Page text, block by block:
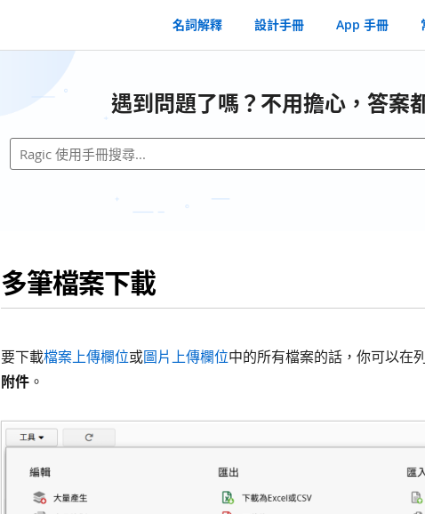
名詞解釋 設計手冊 App 手冊
遇到問題了嗎？不用擔心，答案
多筆檔案下載
要下載檔案上傳欄位或圖片上傳欄位中的所有檔案的話，你可以在
附件 。